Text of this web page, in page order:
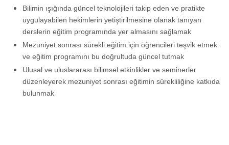
Bilimin ışığında güncel teknolojileri takip eden ve pratikte
uygulayabilen hekimlerin yetiştirilmesine olanak tanıyan
derslerin eğitim programında yer almasını sağlamak
Mezuniyet sonrası sürekli eğitim için öğrencileri teşvik etmek
ve eğitim programını bu doğrultuda güncel tutmak
Ulusal ve uluslararası bilimsel etkinlikler ve seminerler
düzenleyerek mezuniyet sonrası eğitimin sürekliliğine katkıda
bulunmak